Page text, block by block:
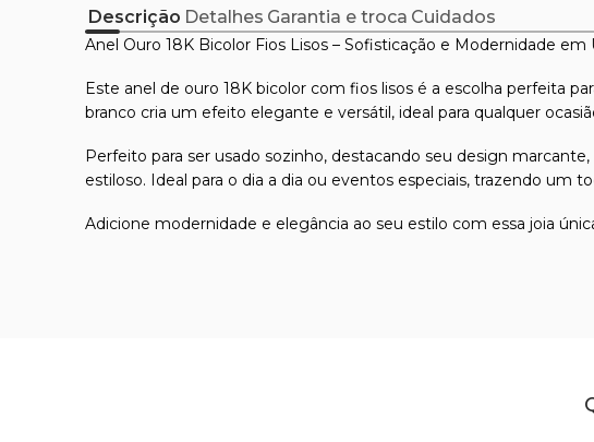
Descrição Detalhes Garantia e troca Cuidados
Anel Ouro 18K Bicolor Fios Lisos – Sofisticação e Modernidade em
Este anel de ouro 18K bicolor com fios lisos é a escolha perfeita
branco cria um efeito elegante e versátil, ideal para qualquer
Perfeito para ser usado sozinho, destacando seu design
estiloso. Ideal para o dia a dia ou eventos especiais, trazendo um
Adicione modernidade e elegância ao seu estilo com essa joia